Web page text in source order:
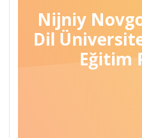
Nijniy
Dil
Eğitim